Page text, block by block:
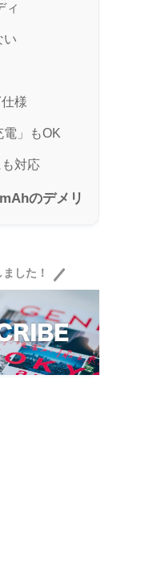
ィ
い
様
」もOK
対応
のデメリ
すすめ
した！